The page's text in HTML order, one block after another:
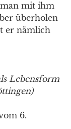
man mit ihm
überholen
er nämlich
Lebensform
6.